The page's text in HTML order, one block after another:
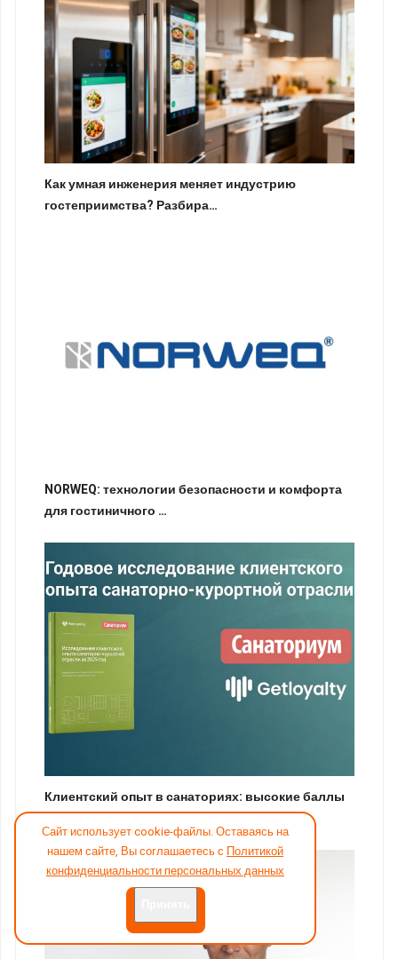
Как умная инженерия меняет индустрию
гостеприимства? Разбира…
NORWEQ: технологии безопасности и комфорта
для гостиничного …
Клиентский опыт в санаториях: высокие баллы
за лечение, но п…
Сайт использует cookie-файлы. Оставаясь на
нашем сайте, Вы соглашаетесь с Политикой
конфиденциальности персональных данных